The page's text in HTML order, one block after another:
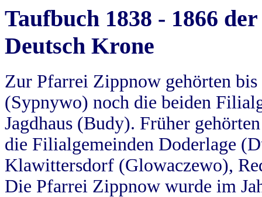
Taufbuch 1838 - 1866
Deutsch Krone
Zur Pfarrei Zippnow gehörten
(Sypnywo) noch die beiden
Jagdhaus (Budy). Früher
die Filialgemeinden Doderlage
Klawittersdorf (Glowaczewo),
Die Pfarrei Zippnow wurde im